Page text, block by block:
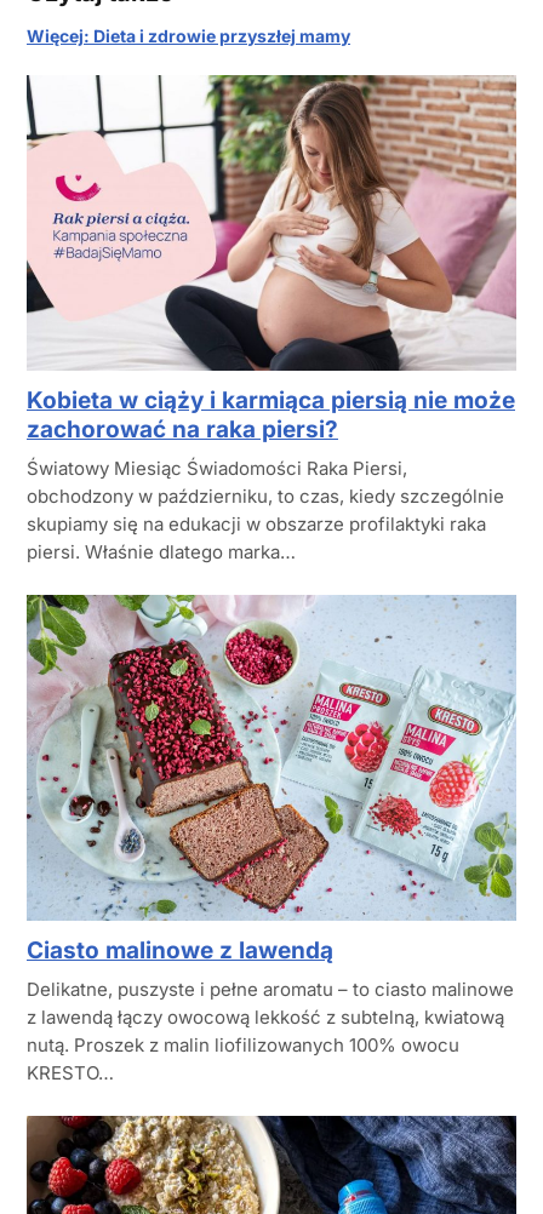
Więcej: Dieta i zdrowie przyszłej mamy
Kobieta w ciąży i karmiąca piersią nie może
zachorować na raka piersi?
Światowy Miesiąc Świadomości Raka Piersi,
obchodzony w październiku, to czas, kiedy szczególnie
skupiamy się na edukacji w obszarze profilaktyki raka
piersi. Właśnie dlatego marka…
Ciasto malinowe z lawendą
Delikatne, puszyste i pełne aromatu – to ciasto malinowe
z lawendą łączy owocową lekkość z subtelną, kwiatową
nutą. Proszek z malin liofilizowanych 100% owocu
KRESTO…